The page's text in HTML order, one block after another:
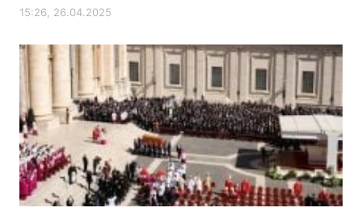
15:26, 26.04.2025